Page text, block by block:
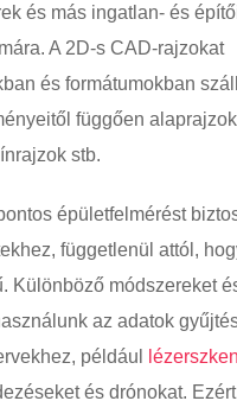
és más ingatlan- és
A 2D-s CAD-rajzokat
és formátumokban
függően
stb.
épületfelmérést
függetlenül attól,
Különböző módszereket
az adatok
például
és drónokat.